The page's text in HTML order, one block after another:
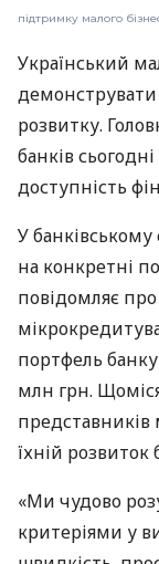
підтримку малого
Український
демонструвати
розвитку.
банків
доступність
У
на конкретні
повідомляє
портфель
млн грн.
представників
їхній
«Ми чудово
критеріями у